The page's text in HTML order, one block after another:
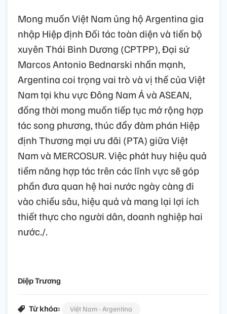
Mong muốn Việt Nam ủng hộ Argentina gia
nhập Hiệp định Đối tác toàn diện và tiến bộ
xuyên Thái Bình Dương (CPTPP), Đại sứ
Marcos Antonio Bednarski nhấn mạnh,
Argentina coi trọng vai trò và vị thế của Việt
Nam tại khu vực Đông Nam Á và ASEAN,
đồng thời mong muốn tiếp tục mở rộng hợp
tác song phương, thúc đẩy đàm phán Hiệp
định Thương mại ưu đãi (PTA) giữa Việt
Nam và MERCOSUR. Việc phát huy hiệu quả
tiềm năng hợp tác trên các lĩnh vực sẽ góp
phần đưa quan hệ hai nước ngày càng đi
vào chiều sâu, hiệu quả và mang lại lợi ích
thiết thực cho người dân, doanh nghiệp hai
nước./.
Diệp Trương
Từ khóa:
Việt Nam - Argentina